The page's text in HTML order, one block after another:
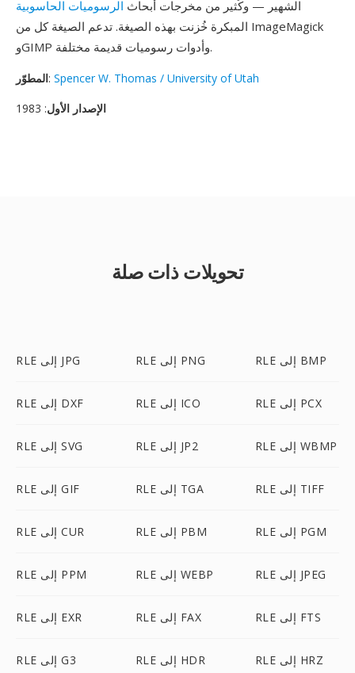
الشهير — وكُثير من مخرجات أبحاث الرسوميات الحاسوبية
المبكرة خُزنت بهذه الصيغة. تدعم الصيغة كل من ImageMagick
وGIMP وأدوات رسوميات قديمة مختلفة.
المطوّر: Spencer W. Thomas / University of Utah
الإصدار الأول: 1983
تحويلات ذات صلة
RLE إلى JPG RLE إلى PNG RLE إلى BMP
RLE إلى DXF RLE إلى ICO RLE إلى PCX
RLE إلى SVG RLE إلى JP2 RLE إلى WBMP
RLE إلى GIF RLE إلى TGA RLE إلى TIFF
RLE إلى CUR RLE إلى PBM RLE إلى PGM
RLE إلى PPM RLE إلى WEBP RLE إلى JPEG
RLE إلى EXR RLE إلى FAX RLE إلى FTS
RLE إلى G3 RLE إلى HDR RLE إلى HRZ